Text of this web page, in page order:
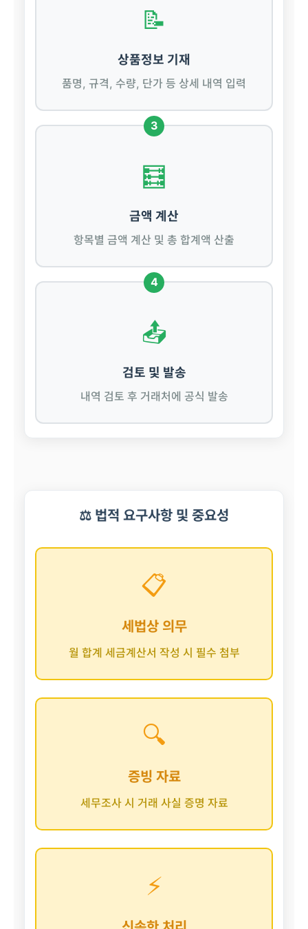
📝
상품정보 기재
품명, 규격, 수량, 단가 등 상세 내역 입력
3
🧮
금액 계산
항목별 금액 계산 및 총 합계액 산출
4
📤
검토 및 발송
내역 검토 후 거래처에 공식 발송
⚖️ 법적 요구사항 및 중요성
📋
세법상 의무
월 합계 세금계산서 작성 시 필수 첨부
🔍
증빙 자료
세무조사 시 거래 사실 증명 자료
⚡